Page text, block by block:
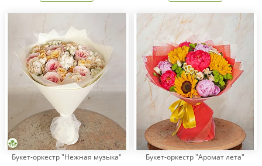
Букет-оркестр "Нежная музыка" Букет-оркестр "Аромат лета"